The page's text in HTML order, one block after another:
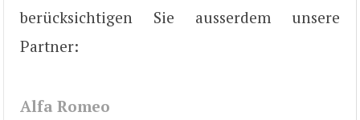
berücksichtigen Sie ausserdem unsere
Partner:
Alfa Romeo